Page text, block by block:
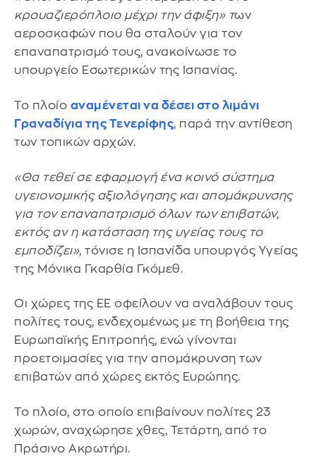
κρουαζιερόπλοιο μέχρι την άφιξη» των
αεροσκαφών που θα σταλούν για τον
επαναπατρισμό τους, ανακοίνωσε το
υπουργείο Εσωτερικών της Ισπανίας.
Το πλοίο αναμένεται να δέσει στο λιμάνι
Γραναδίγια της Τενερίφης, παρά την αντίθεση
των τοπικών αρχών.
«Θα τεθεί σε εφαρμογή ένα κοινό σύστημα
υγειονομικής αξιολόγησης και απομάκρυνσης
για τον επαναπατρισμό όλων των επιβατών,
εκτός αν η κατάσταση της υγείας τους το
εμποδίζει», τόνισε η Ισπανίδα υπουργός Υγείας
της Μόνικα Γκαρθία Γκόμεθ.
Οι χώρες της ΕΕ οφείλουν να αναλάβουν τους
πολίτες τους, ενδεχομένως με τη βοήθεια της
Ευρωπαϊκής Επιτροπής, ενώ γίνονται
προετοιμασίες για την απομάκρυνση των
επιβατών από χώρες εκτός Ευρώπης.
Το πλοίο, στο οποίο επιβαίνουν πολίτες 23
χωρών, αναχώρησε χθες, Τετάρτη, από το
Πράσινο Ακρωτήρι.